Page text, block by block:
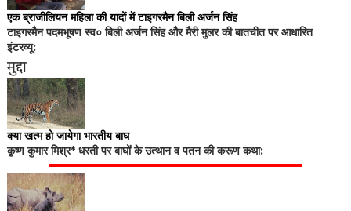
एक ब्राजीलियन महिला की यादों में टाइगरमैन बिली अर्जन सिंह
टाइगरमैन पदमभूषण स्व० बिली अर्जन सिंह और मैरी मुलर की बातचीत पर आधारित
इंटरव्यू:
मुद्दा
क्या खत्म हो जायेगा भारतीय बाघ
कृष्ण कुमार मिश्र* धरती पर बाघों के उत्थान व पतन की करूण कथा: